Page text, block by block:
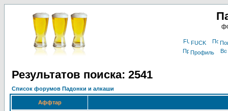
FUCK
Профиль
Результатов поиска: 2541
Список форумов Падонки и алкаши
Аффтар